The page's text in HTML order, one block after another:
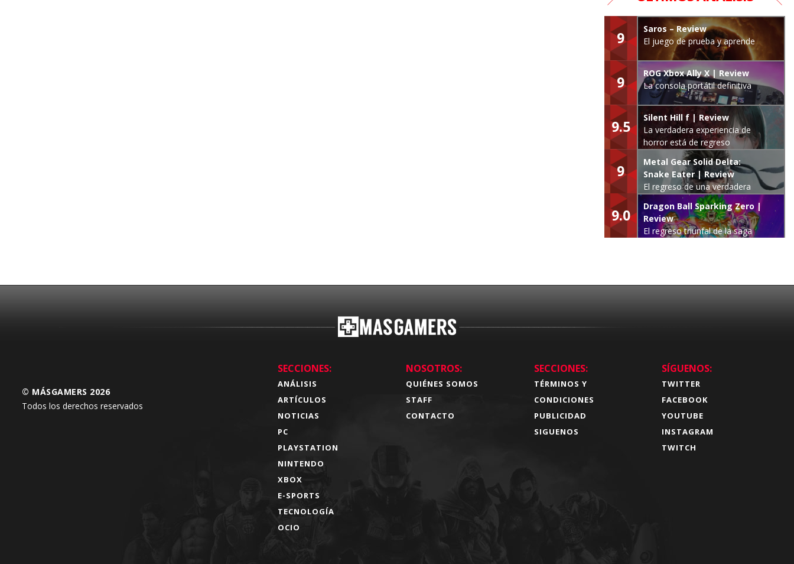
9
Saros – Review
El juego de prueba y aprende
9
ROG Xbox Ally X | Review
La consola portátil definitiva
9.5
Silent Hill f | Review
La verdadera experiencia de
horror está de regreso
9
Metal Gear Solid Delta:
Snake Eater | Review
El regreso de una verdadera
leyenda
9.0
Dragon Ball Sparking Zero |
Review
El regreso triunfal de la saga
© MÁSGAMERS 2026
Todos los derechos reservados
SECCIONES:
ANÁLISIS
ARTÍCULOS
NOTICIAS
PC
PLAYSTATION
NINTENDO
XBOX
E-SPORTS
TECNOLOGÍA
OCIO
NOSOTROS:
QUIÉNES SOMOS
STAFF
CONTACTO
SECCIONES:
TÉRMINOS Y
CONDICIONES
PUBLICIDAD
SIGUENOS
SÍGUENOS:
TWITTER
FACEBOOK
YOUTUBE
INSTAGRAM
TWITCH